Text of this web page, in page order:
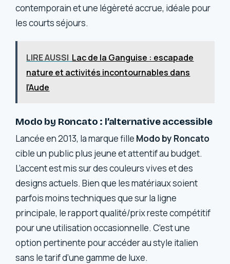
contemporain et une légèreté accrue, idéale pour
les courts séjours.
LIRE AUSSI Lac de la Ganguise : escapade
nature et activités incontournables dans
l’Aude
Modo by Roncato : l’alternative accessible
Lancée en 2013, la marque fille Modo by Roncato
cible un public plus jeune et attentif au budget.
L’accent est mis sur des couleurs vives et des
designs actuels. Bien que les matériaux soient
parfois moins techniques que sur la ligne
principale, le rapport qualité/prix reste compétitif
pour une utilisation occasionnelle. C’est une
option pertinente pour accéder au style italien
sans le tarif d’une gamme de luxe.